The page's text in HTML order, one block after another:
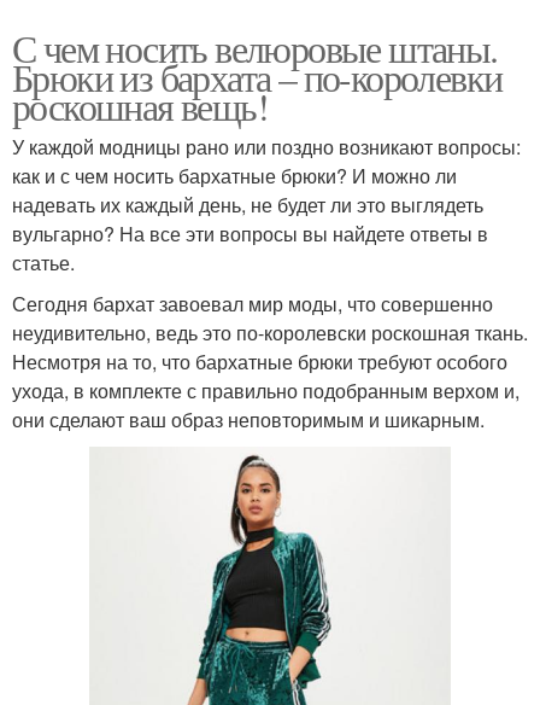
С чем носить велюровые штаны.
Брюки из бархата – по-королевки
роскошная вещь!
У каждой модницы рано или поздно возникают вопросы:
как и с чем носить бархатные брюки? И можно ли
надевать их каждый день, не будет ли это выглядеть
вульгарно? На все эти вопросы вы найдете ответы в
статье.
Сегодня бархат завоевал мир моды, что совершенно
неудивительно, ведь это по-королевски роскошная ткань.
Несмотря на то, что бархатные брюки требуют особого
ухода, в комплекте с правильно подобранным верхом и,
они сделают ваш образ неповторимым и шикарным.